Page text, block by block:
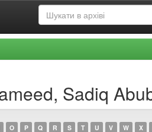
Sadiq
O P Q R S T U V W X